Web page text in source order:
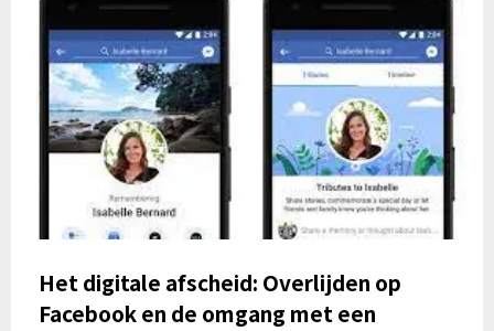
Het digitale afscheid: Overlijden op
Facebook en de omgang met een